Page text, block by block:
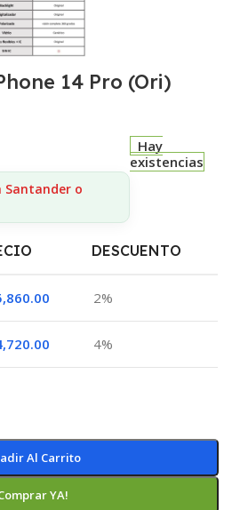
14 Pro (Ori)
Santander o
Hay
existencias
DESCUENTO
2%
4%
Al Carrito
YA!